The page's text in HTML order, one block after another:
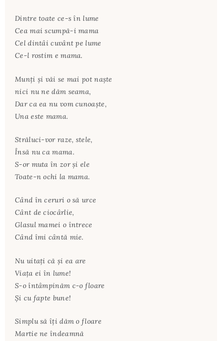
Dintre toate ce-s în lume
Cea mai scumpă-i mama
Cel dintâi cuvânt pe lume
Ce-l rostim e mama.
Munţi şi văi se mai pot naşte
nici nu ne dăm seama,
Dar ca ea nu vom cunoaşte,
Una este mama.
Străluci-vor raze, stele,
Însă nu ca mama.
S-or muta în zor şi ele
Toate-n ochi la mama.
Când în ceruri o să urce
Cânt de ciocârlie,
Glasul mamei o întrece
Când îmi cântă mie.
Nu uitaţi că şi ea are
Viaţa ei în lume!
S-o întâmpinăm c-o floare
Şi cu fapte bune!
Simplu să îţi dăm o floare
Martie ne îndeamnă